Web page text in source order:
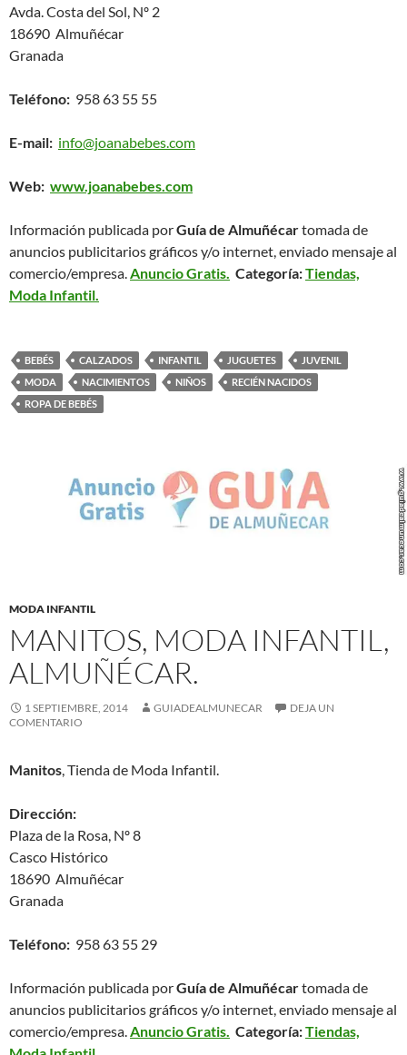
Avda. Costa del Sol, Nº 2
18690 Almuñécar
Granada
Teléfono: 958 63 55 55
E-mail: info@joanabebes.com
Web: www.joanabebes.com
Información publicada porGuía de Almuñécartomada de
anuncios publicitarios gráficos y/o internet, enviado mensaje al
comercio/empresa.Anuncio Gratis. Categoría:Tiendas,
Moda Infantil.
BEBÉS CALZADOS INFANTIL JUGUETES
JUVENIL
MODA
NACIMIENTOS NIÑOS
RECIÉN NACIDOS
ROPA DE BEBÉS
MODA INFANTIL
MANITOS, MODA INFANTIL,
ALMUÑÉCAR.
1 SEPTIEMBRE, 2014 GUIADEALMUNECAR
DEJA UN
COMENTARIO
Manitos, Tienda de Moda Infantil.
Dirección:
Plaza de la Rosa, Nº 8
Casco Histórico
18690 Almuñécar
Granada
Teléfono: 958 63 55 29
Información publicada porGuía de Almuñécartomada de
anuncios publicitarios gráficos y/o internet, enviado mensaje al
comercio/empresa.Anuncio Gratis. Categoría:Tiendas,